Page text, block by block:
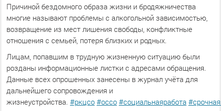
Причиной бездомного образа жизни и бродяжничества
многие называют проблемы с алкогольной зависимостью,
возвращение из мест лишения свободы, конфликтные
отношения с семьей, потеря близких и родных.
Лицам, попавшим в трудную жизненную ситуацию были
розданы информационные листки с адресами обращения.
Данные всех опрошенных занесены в журнал учёта для
дальнейшего сопровождения и
жизнеустройства. #ркцсо #оссо #социальнаяработа